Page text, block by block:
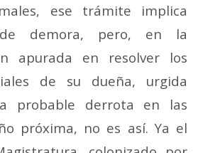
ese trámite implica
demora, pero, en la
apurada en resolver los
de su dueña, urgida
probable derrota en las
próxima, no es así. Ya el